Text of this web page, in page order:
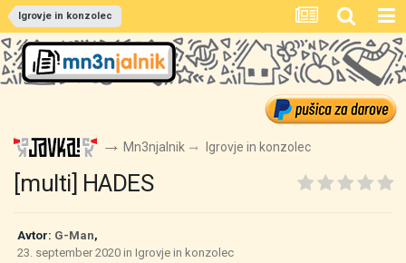
Igrovje in konzolec
Mn3njalnik Igrovje in konzolec
[multi] HADES
Avtor: G-Man,
23. september 2020 in Igrovje in konzolec